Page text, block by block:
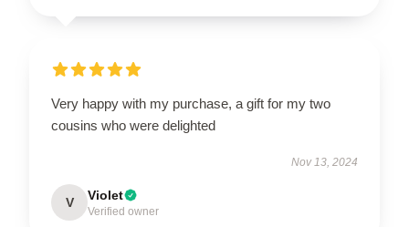
Very happy with my purchase, a gift for my two
cousins who were delighted
Nov 13, 2024
V Violet
Verified owner